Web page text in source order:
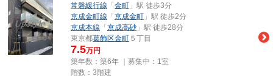
常磐緩行線 「 金町 」駅 徒歩3分
京成金町線 「 京成金町 」駅 徒歩2分
京成本線 「 京成高砂 」駅 徒歩28分
東京都葛飾区金町 ５丁目
7.5万円
築年数：築6年 ｜募集中： 1室
階数：3階建